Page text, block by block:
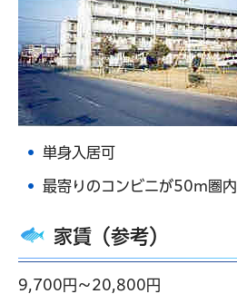
単身入居可
最寄りのコンビニが50m圏内
家賃（参考）
9,700円～20,800円